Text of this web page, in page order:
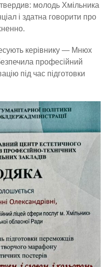
молодь Хмільника
і здатна говорити про
керівнику — Мнюх
професійний
під час підготовки